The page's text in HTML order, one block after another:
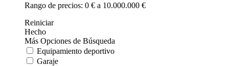
Rango de precios: 0 € a 10.000.000 €
Reiniciar
Hecho
Más Opciones de Búsqueda
Equipamiento deportivo
Garaje